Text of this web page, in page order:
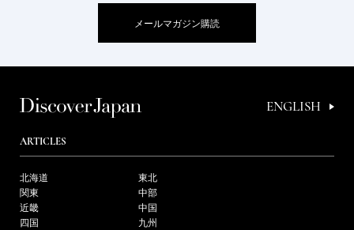
メールマガジン購読
ENGLISH
ARTICLES
北海道
東北
関東
中部
近畿
中国
四国
九州